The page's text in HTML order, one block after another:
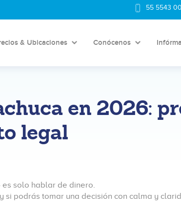
55 5543
& Ubicaciones Conócenos
en 2026:
legal
solo hablar de dinero.
si podrás tomar una decisión con calma y